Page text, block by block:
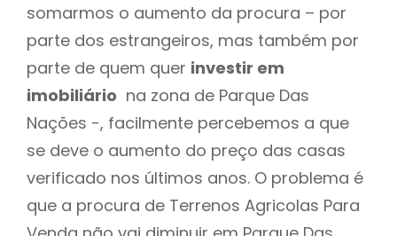
somarmos o aumento da procura – por
parte dos estrangeiros, mas também por
parte de quem quer investir em
imobiliário na zona de Parque Das
Nações -, facilmente percebemos a que
se deve o aumento do preço das casas
verificado nos últimos anos. O problema é
que a procura de Terrenos Agricolas Para